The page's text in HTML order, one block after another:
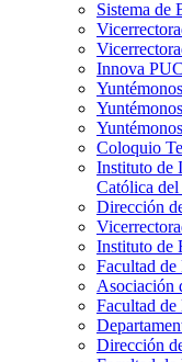
Sistema de
Innova
Coloquio
Instituto de
Católica del
Dirección
Instituto de
Facultad de
Asociación
Facultad de
Dirección